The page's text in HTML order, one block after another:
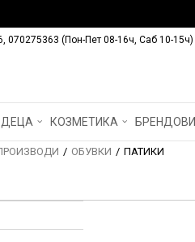
070275363 (Пон-Пет 08-16ч, Саб 10-15ч)
ДЕЦА КОЗМЕТИКА БРЕНДОВИ
ОБУВКИ ПАТИКИ